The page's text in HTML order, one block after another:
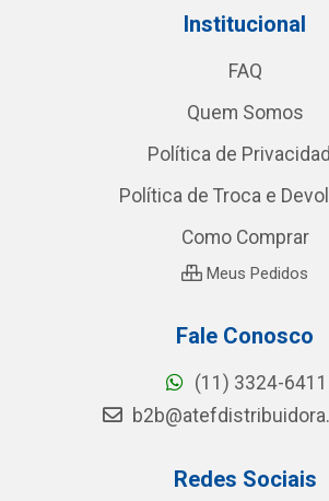
Institucional
FAQ
Quem Somos
Política de
Política de Troca e
Como Comprar
Meus Pedidos
Fale Conosco
(11) 3324-6411
Redes Sociais